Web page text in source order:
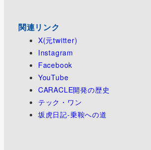
関連リンク
X(元twitter)
Instagram
Facebook
YouTube
CARACLE開発の歴史
テック・ワン
坂虎日記-乗鞍への道